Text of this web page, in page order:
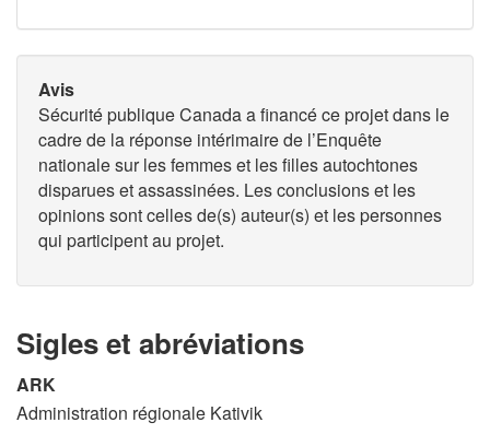
Avis
Sécurité publique Canada a financé ce projet dans le
cadre de la réponse intérimaire de l’Enquête
nationale sur les femmes et les filles autochtones
disparues et assassinées. Les conclusions et les
opinions sont celles de(s) auteur(s) et les personnes
qui participent au projet.
Sigles et abréviations
ARK
Administration régionale Kativik